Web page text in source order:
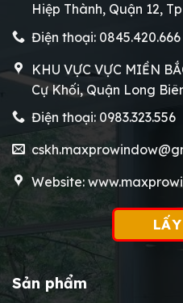
Hiệp Thành, Quận 12,
Điện thoại: 0845.420.666
KHU VỰC VỰC MIỀN
Cự Khối, Quận Long
Điện thoại: 0983.323.556
Website:
Sản phẩm